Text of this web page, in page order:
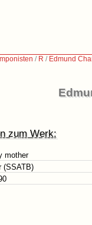
/ R / Edmund
zum Werk:
mother
(SSATB)